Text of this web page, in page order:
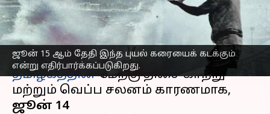
ஜூன் 15 ஆம் தேதி இந்த புயல் கரையைக் கடக்கும்
என்று எதிர்பார்க்கப்படுகிறது.
எழுதியவர் Sindhuja SM Jun 14, 2023 06:49 pm
செய்தி முன்னோட்டம்
தமிழகத்தின்மேற்கு திசை காற்று
ஜூன் 14